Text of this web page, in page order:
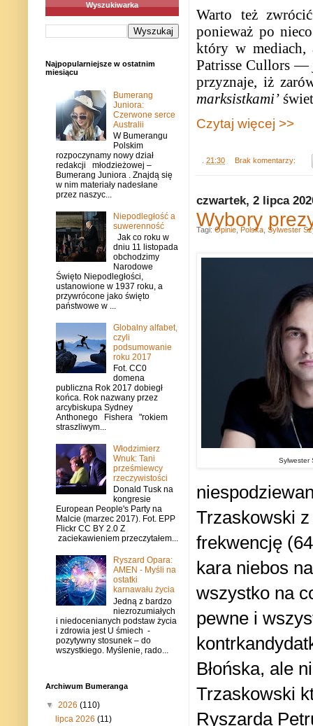
Warto też
ponieważ po
który w mediach,
Patrisse Cullors —
przyznaje, iż
marksistkami’
Czytaj więcej >>
21:30 Brak komentarzy:
czwartek, 2 lipca
Wybory
Sylwester
Trzaskowski
frekwencję
kara niebos
wszystko na
pewne i
Błońska, ale
Trzaskowski
Ryszarda
Tagi: Opinie Polska Sylwester
Wyszukiwarka
Najpopularniejsze w ostatnim
miesiącu
Bumerang
Juniora:
Czerwone serce
Australii
W Bumerangu
Polskim
rozpoczynamy nowy dział
redakcji młodzieżowej –
Bumerang Juniora . Znajdą się
w nim materiały nadesłane
przez naszyc...
Niepodległość a
suwerenność
Jak co roku w
dniu 11 listopada
obchodzimy
Narodowe
Święto Niepodległości,
ustanowione w 1937 roku, a
przywrócone jako święto
państwowe w ...
Globalny alfabet,
czyli
podsumowanie
roku 2017
Fot. CC0
domena
publiczna Rok 2017 dobiegł
końca. Rok nazwany przez
arcybiskupa Sydney
Anthonego Fishera "rokiem
straszliwym...
Włodzimierz
Wnuk: Tani
prześmiewcy
rzeczywistości
Donald Tusk na
kongresie
European People's Party na
Malcie (marzec 2017). Fot. EPP
Flickr CC BY 2.0 Z
zaciekawieniem przeczytałem...
Ryszard Opara:
AMEN - Myśli na
ostatki
karnawału życia
Jedną z bardzo
niezrozumiałych
i niedocenianych podstaw życia
i zdrowia jest U śmiech -
pozytywny stosunek – do
wszystkiego. Myślenie, rado...
Archiwum Bumeranga
▼ 2026 (110)
lipca 2026(11)